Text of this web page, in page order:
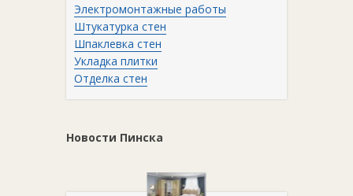
Электромонтажные работы
Штукатурка стен
Шпаклевка стен
Укладка плитки
Отделка стен
Новости Пинска